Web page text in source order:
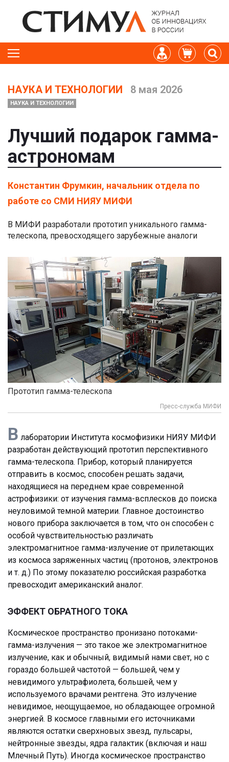
НАУКА И ТЕХНОЛОГИИ 8 мая 2026
НАУКА И ТЕХНОЛОГИИ
Лучший подарок гамма-
астрономам
Константин Фрумкин, начальник отдела по
работе со СМИ НИЯУ МИФИ
В МИФИ разработали прототип уникального гамма-
телескопа, превосходящего зарубежные аналоги
Прототип гамма-телескопа
Пресс-служба МИФИ
В лаборатории Института космофизики НИЯУ МИФИ
разработан действующий прототип перспективного
гамма-телескопа. Прибор, который планируется
отправить в космос, способен решать задачи,
находящиеся на переднем крае современной
астрофизики: от изучения гамма-всплесков до поиска
неуловимой темной материи. Главное достоинство
нового прибора заключается в том, что он способен с
особой чувствительностью различать
электромагнитное гамма-излучение от прилетающих
из космоса заряженных частиц (протонов, электронов
и т. д.) По этому показателю российская разработка
превосходит американский аналог.
ЭФФЕКТ ОБРАТНОГО ТОКА
Космическое пространство пронизано потоками-
гамма-излучения — это такое же электромагнитное
излучение, как и обычный, видимый нами свет, но с
гораздо большей частотой — большей, чем у
невидимого ультрафиолета, большей, чем у
используемого врачами рентгена. Это излучение
невидимое, неощущаемое, но обладающее огромной
энергией. В космосе главными его источниками
являются остатки сверхновых звезд, пульсары,
нейтронные звезды, ядра галактик (включая и наш
Млечный Путь). Иногда космическое пространство